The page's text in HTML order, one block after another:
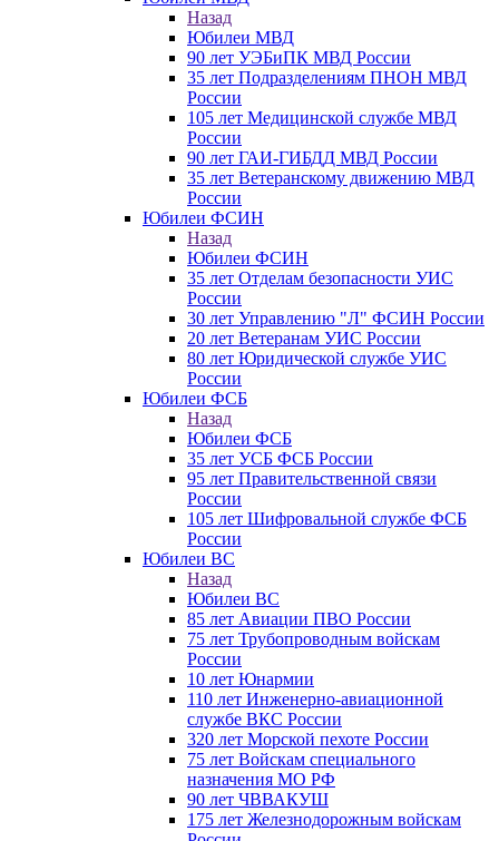
Назад
Юбилеи МВД
90 лет УЭБиПК МВД России
35 лет Подразделениям ПНОН МВД
России
105 лет Медицинской службе МВД
России
90 лет ГАИ-ГИБДД МВД России
35 лет Ветеранскому движению МВД
России
Юбилеи ФСИН
Назад
Юбилеи ФСИН
35 лет Отделам безопасности УИС
России
30 лет Управлению "Л" ФСИН России
20 лет Ветеранам УИС России
80 лет Юридической службе УИС
России
Юбилеи ФСБ
Назад
Юбилеи ФСБ
35 лет УСБ ФСБ России
95 лет Правительственной связи
России
105 лет Шифровальной службе ФСБ
России
Юбилеи ВС
Назад
Юбилеи ВС
85 лет Авиации ПВО России
75 лет Трубопроводным войскам
России
10 лет Юнармии
110 лет Инженерно-авиационной
службе ВКС России
320 лет Морской пехоте России
75 лет Войскам специального
назначения МО РФ
90 лет ЧВВАКУШ
175 лет Железнодорожным войскам